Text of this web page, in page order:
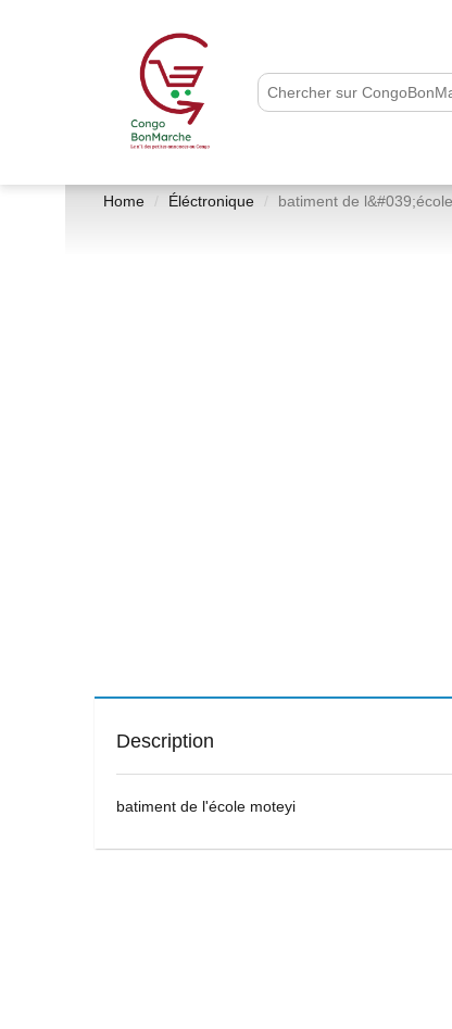
Home Éléctronique batiment de
Description
batiment de l'école moteyi